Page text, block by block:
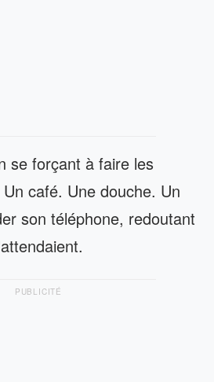
se forçant à faire les
café. Une douche. Un
son téléphone, redoutant
PUBLICITÉ